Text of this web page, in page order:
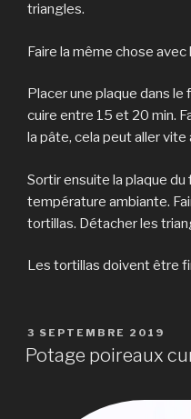
triangles.
Faire la même chose
Placer une plaque dans le
cuire entre 15 et 20 min.
la pâte, cela peut aller vite
Sortir ensuite la plaque
température ambiante.
tortillas. Détacher les
Les tortillas doivent être
PUBLIÉ
LE
3 SEPTEMBRE 2019
Potage poireaux